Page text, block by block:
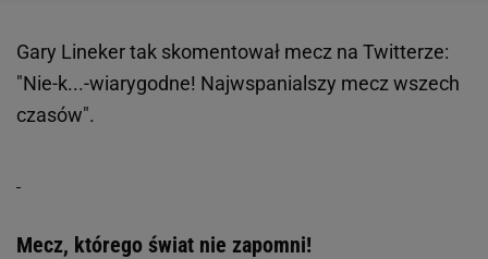
Gary Lineker tak skomentował mecz na Twitterze:
"Nie-k...-wiarygodne! Najwspanialszy mecz wszech
czasów".
Mecz, którego świat nie zapomni!